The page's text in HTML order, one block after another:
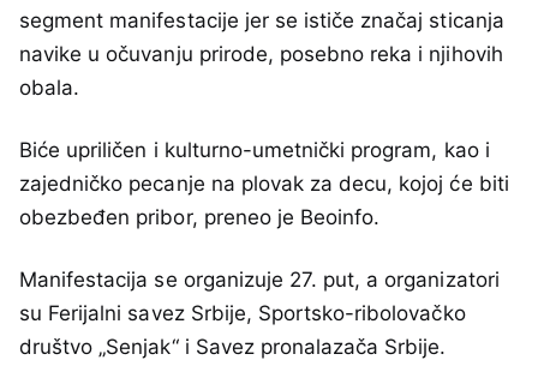
segment manifestacije jer se ističe značaj sticanja
navike u očuvanju prirode, posebno reka i njihovih
obala.
Biće upriličen i kulturno-umetnički program, kao i
zajedničko pecanje na plovak za decu, kojoj će biti
obezbeđen pribor, preneo je Beoinfo.
Manifestacija se organizuje 27. put, a organizatori
su Ferijalni savez Srbije, Sportsko-ribolovačko
društvo „Senjak“ i Savez pronalazača Srbije.